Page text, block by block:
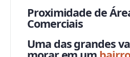
Proximidade de
Comerciais
Uma das grandes